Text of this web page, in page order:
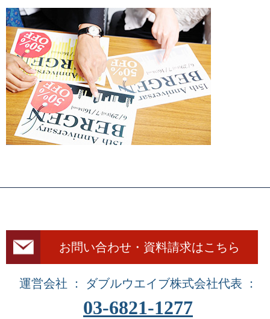
お問い合わせ・資料請求はこちら
運営会社 ： ダブルウエイブ株式会社代表 ：
03-6821-1277